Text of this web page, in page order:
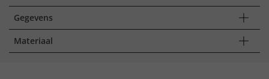
Gegevens
Materiaal